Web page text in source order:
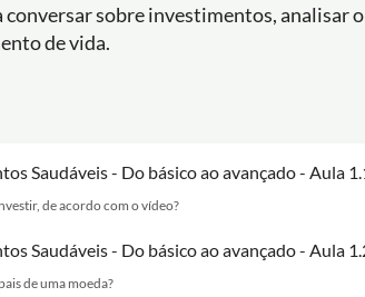
conversar sobre investimentos, analisar
de vida.
Saudáveis - Do básico ao avançado - Aula
de acordo com o vídeo?
Saudáveis - Do básico ao avançado - Aula
de uma moeda?